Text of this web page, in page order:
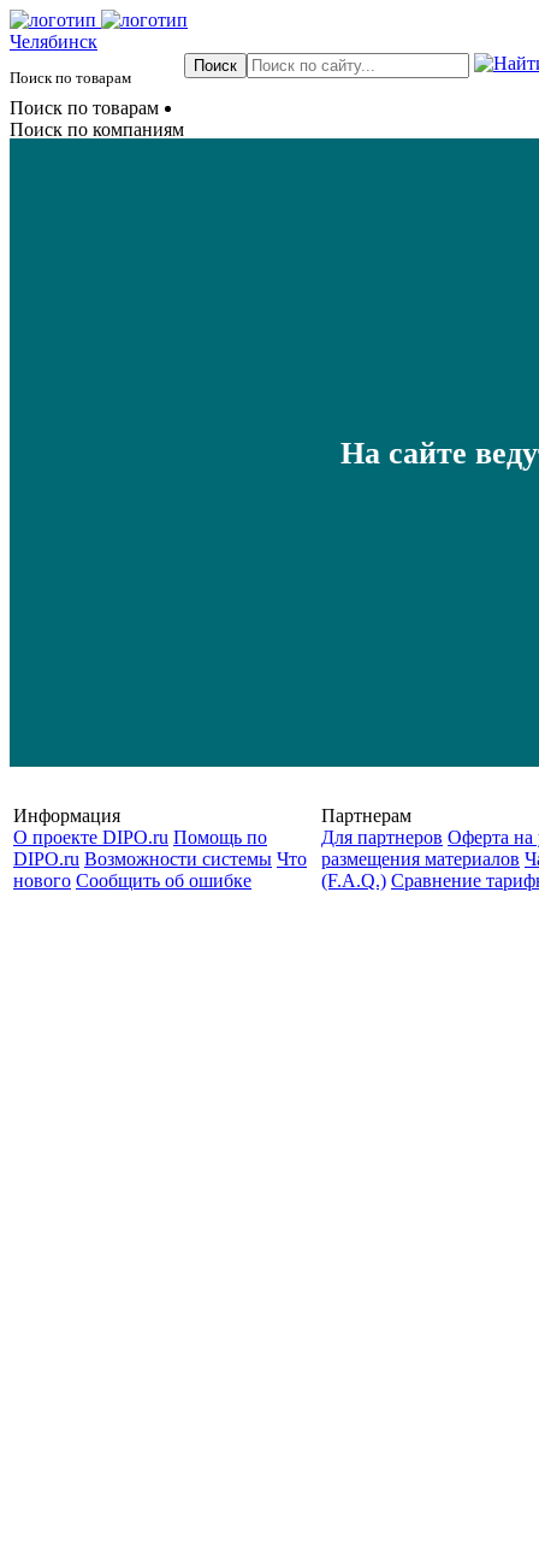
Челябинск
Поиск по товарам
Поиск по товарам
Поиск по компаниям
На сайте
Информация
О проекте DIPO.ru Помощь по
DIPO.ru Возможности системы Что
нового Сообщить об ошибке
Партнерам
Для партнеров Оферта на
размещения материалов
(F.A.Q.) Cравнение